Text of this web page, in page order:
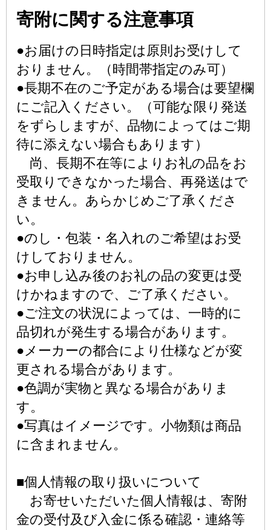
寄附に関する注意事項
●お届けの日時指定は原則お受けして
おりません。（時間帯指定のみ可）
●長期不在のご予定がある場合は要望欄
にご記入ください。（可能な限り発送
をずらしますが、品物によってはご期
待に添えない場合もあります）
尚、長期不在等によりお礼の品をお
受取りできなかった場合、再発送はで
きません。あらかじめご了承くださ
い。
●のし・包装・名入れのご希望はお受
けしておりません。
●お申し込み後のお礼の品の変更は受
けかねますので、ご了承ください。
●ご注文の状況によっては、一時的に
品切れが発生する場合があります。
●メーカーの都合により仕様などが変
更される場合があります。
●色調が実物と異なる場合がありま
す。
●写真はイメージです。小物類は商品
に含まれません。
■個人情報の取り扱いについて
お寄せいただいた個人情報は、寄附
金の受付及び入金に係る確認・連絡等